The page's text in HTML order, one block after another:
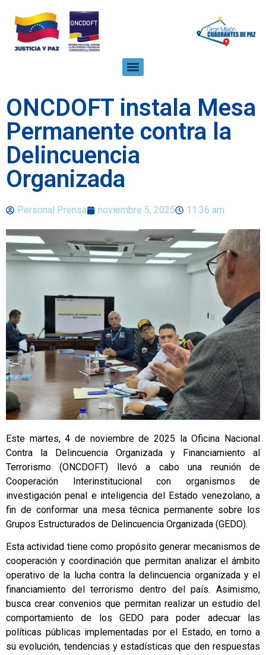
ONCDOFT instala Mesa
Permanente contra la
Delincuencia
Organizada
Personal Prensa noviembre 5, 2025 11:36 am
Este martes, 4 de noviembre de 2025 la Oficina Nacional
Contra la Delincuencia Organizada y Financiamiento al
Terrorismo (ONCDOFT) llevó a cabo una reunión de
Cooperación Interinstitucional con organismos de
investigación penal e inteligencia del Estado venezolano, a
fin de conformar una mesa técnica permanente sobre los
Grupos Estructurados de Delincuencia Organizada (GEDO).
Esta actividad tiene como propósito generar mecanismos de
cooperación y coordinación que permitan analizar el ámbito
operativo de la lucha contra la delincuencia organizada y el
financiamiento del terrorismo dentro del país. Asimismo,
busca crear convenios que permitan realizar un estudio del
comportamiento de los GEDO para poder adecuar las
políticas públicas implementadas por el Estado, en torno a
su evolución, tendencias y estadísticas que den respuestas